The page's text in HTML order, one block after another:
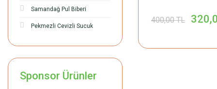
Samandağ Pul Biberi
Pekmezli Cevizli Sucuk
Sponsor Ürünler
400,00 TL